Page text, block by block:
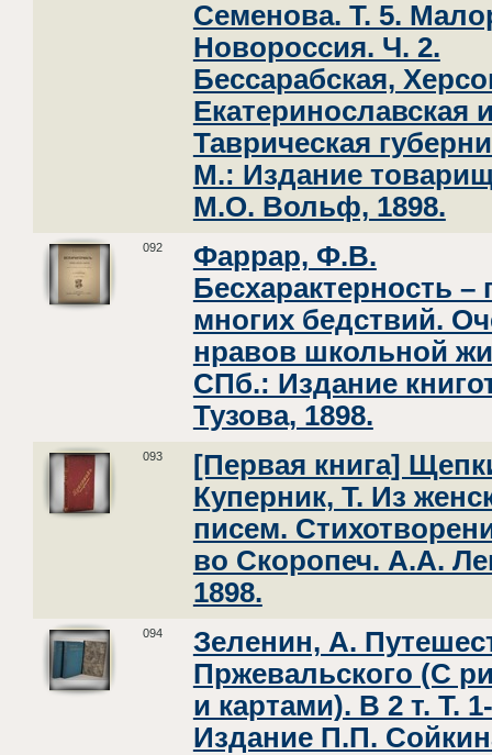
Семенова. Т. 5.
Новороссия. Ч. 2.
Бессарабская,
Екатеринославская
Таврическая
М.: Издание
М.О. Вольф, 1898.
092
Фаррар, Ф.В.
Бесхарактерность –
многих бедствий.
нравов школьной
СПб.: Издание
Тузова, 1898.
093
[Первая книга]
Куперник, Т. Из
писем.
во Скоропеч. А.А.
1898.
094
Зеленин, А.
Пржевальского (С
и картами). В 2 т. Т.
Издание П.П.